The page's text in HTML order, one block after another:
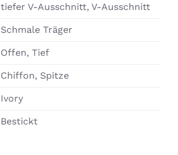
tiefer V-Ausschnitt, V-Ausschnitt
Schmale Träger
Offen, Tief
Chiffon, Spitze
Ivory
Bestickt